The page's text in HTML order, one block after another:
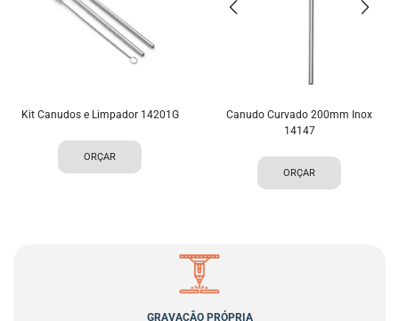
Kit Canudos e Limpador 14201G
ORÇAR
Canudo Curvado 200mm Inox
14147
ORÇAR
GRAVAÇÂO PRÓPRIA